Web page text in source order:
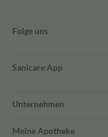
Folge uns
Sanicare App
Unternehmen
Meine Apotheke